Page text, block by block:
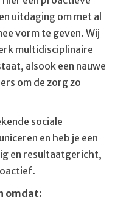
uitdaging om met al
vorm te geven. Wij
multidisciplinaire
alsook een nauwe
om de zorg zo
sociale
en heb je een
en resultaatgericht,
omdat: